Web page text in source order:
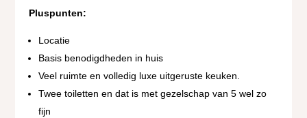
Pluspunten:
Locatie
Basis benodigdheden in huis
Veel ruimte en volledig luxe uitgeruste keuken.
Twee toiletten en dat is met gezelschap van 5 wel zo
fijn